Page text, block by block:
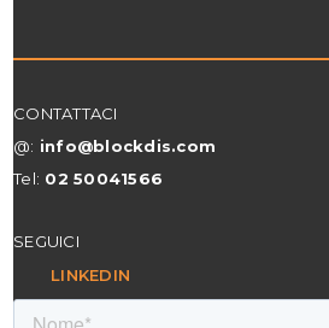
CONTATTACI
@: info@blockdis.com
Tel: 02 50041566
SEGUICI
LINKEDIN